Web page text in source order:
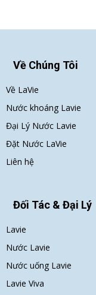
Về Chúng Tôi
Về LaVie
Nước khoáng Lavie
Đại Lý Nước Lavie
Đặt Nước LaVie
Liên hệ
Đối Tác & Đại Lý
Lavie
Nước Lavie
Nước uống Lavie
Lavie Viva